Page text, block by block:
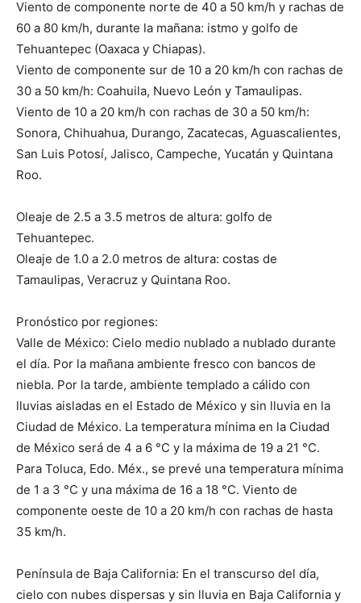
Viento de componente norte de 40 a 50 km/h y rachas de
60 a 80 km/h, durante la mañana: istmo y golfo de
Tehuantepec (Oaxaca y Chiapas).
Viento de componente sur de 10 a 20 km/h con rachas de
30 a 50 km/h: Coahuila, Nuevo León y Tamaulipas.
Viento de 10 a 20 km/h con rachas de 30 a 50 km/h:
Sonora, Chihuahua, Durango, Zacatecas, Aguascalientes,
San Luis Potosí, Jalisco, Campeche, Yucatán y Quintana
Roo.
Oleaje de 2.5 a 3.5 metros de altura: golfo de
Tehuantepec.
Oleaje de 1.0 a 2.0 metros de altura: costas de
Tamaulipas, Veracruz y Quintana Roo.
Pronóstico por regiones:
Valle de México: Cielo medio nublado a nublado durante
el día. Por la mañana ambiente fresco con bancos de
niebla. Por la tarde, ambiente templado a cálido con
lluvias aisladas en el Estado de México y sin lluvia en la
Ciudad de México. La temperatura mínima en la Ciudad
de México será de 4 a 6 °C y la máxima de 19 a 21 °C.
Para Toluca, Edo. Méx., se prevé una temperatura mínima
de 1 a 3 °C y una máxima de 16 a 18 °C. Viento de
componente oeste de 10 a 20 km/h con rachas de hasta
35 km/h.
Península de Baja California: En el transcurso del día,
cielo con nubes dispersas y sin lluvia en Baja California y